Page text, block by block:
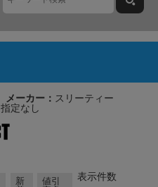
メーカー： スリーティー
指定なし
新
値引
表示件数